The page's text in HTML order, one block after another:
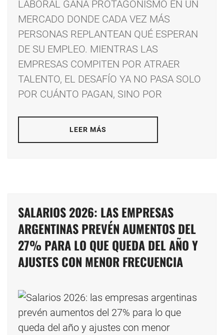
LABORAL GANA PROTAGONISMO EN UN
MERCADO DONDE CADA VEZ MÁS
PERSONAS REPLANTEAN QUÉ ESPERAN
DE SU EMPLEO. MIENTRAS LAS
EMPRESAS COMPITEN POR ATRAER
TALENTO, EL DESAFÍO YA NO PASA SOLO
POR CUÁNTO PAGAN, SINO POR
LEER MÁS
SALARIOS 2026: LAS EMPRESAS
ARGENTINAS PREVÉN AUMENTOS DEL
27% PARA LO QUE QUEDA DEL AÑO Y
AJUSTES CON MENOR FRECUENCIA